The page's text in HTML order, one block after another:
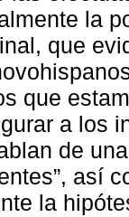
la
que
que
a los
de
así
la